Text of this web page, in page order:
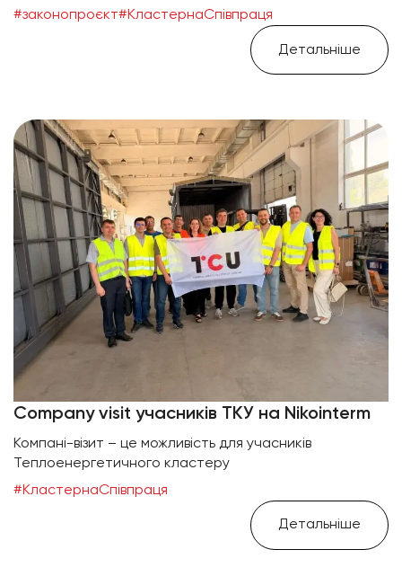
#законопроєкт#КластернаСпівпраця
Детальніше
Сompany visit учасників ТКУ на Nikointerm
Компані-візит – це можливість для учасників
Теплоенергетичного кластеру
#КластернаСпівпраця
Детальніше